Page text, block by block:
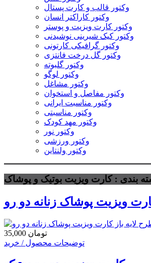
وکتور قالب و کارت پستال
وکتور کاراکتر انسان
وکتور کارت ویزیت و پوستر
وکتور کیک شیرینی نوشیدنی
وکتور گرافیکی کارتونی
وکتور گل درخت فانتزی
وکتور گلبوته
وکتور لوگو
وکتور مشاغل
وکتور مفاصل و استخوان
وکتور مناسبت ایرانی
وکتور مناسبتی
وکتور مهد کودک
وکتور نور
وکتور ورزشی
وکتور ولنتاین
بندی : کارت ویزیت بوتیک و پوشاک
ویزیت پوشاک زنانه دو رو
35,000 تومان
توضیحات محصول / خرید